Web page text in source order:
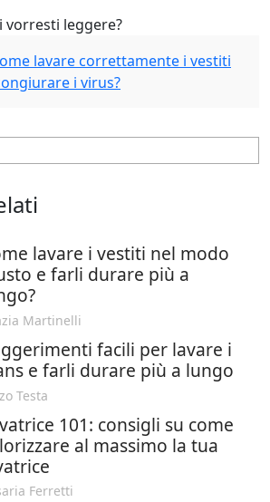
vorresti leggere?
lavare correttamente i vestiti
i virus?
lavare i vestiti nel modo
e farli durare più a
Martinelli
facili per lavare i
e farli durare più a lungo
Testa
101: consigli su come
al massimo la tua
Ferretti